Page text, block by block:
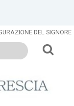
DEL SIGNORE